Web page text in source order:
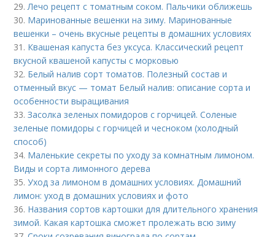
29.Лечо рецепт с томатным соком. Пальчики оближешь
30. Маринованные вешенки на зиму. Маринованные
вешенки – очень вкусные рецепты в домашних условиях
31. Квашеная капуста без уксуса. Классический рецепт
вкусной квашеной капусты с морковью
32. Белый налив сорт томатов. Полезный состав и
отменный вкус — томат Белый налив: описание сорта и
особенности выращивания
33.Засолка зеленых помидоров с горчицей. Соленые
зеленые помидоры с горчицей и чесноком (холодный
способ)
34. Маленькие секреты по уходу за комнатным лимоном.
Виды и сорта лимонного дерева
35.Уход за лимоном в домашних условиях. Домашний
лимон: уход в домашних условиях и фото
36. Названия сортов картошки для длительного хранения
зимой. Какая картошка сможет пролежать всю зиму